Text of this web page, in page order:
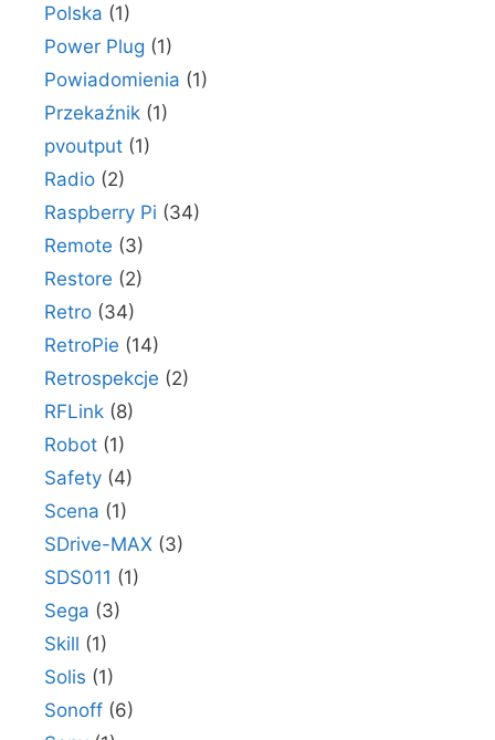
Polska (1)
Power Plug (1)
Powiadomienia (1)
Przekaźnik (1)
pvoutput (1)
Radio (2)
Raspberry Pi (34)
Remote (3)
Restore (2)
Retro (34)
RetroPie (14)
Retrospekcje (2)
RFLink (8)
Robot (1)
Safety (4)
Scena (1)
SDrive-MAX (3)
SDS011 (1)
Sega (3)
Skill (1)
Solis (1)
Sonoff (6)